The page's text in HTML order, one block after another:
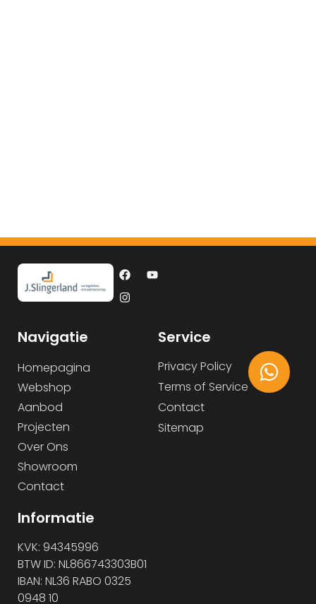
Navigatie
Homepagina
Webshop
Aanbod
Projecten
Over Ons
Showroom
Contact
Service
Privacy Policy
Terms of Service
Contact
Sitemap
Informatie
KVK: 94345996
BTW ID: NL866743303B01
IBAN: NL36 RABO 0325
0948 10